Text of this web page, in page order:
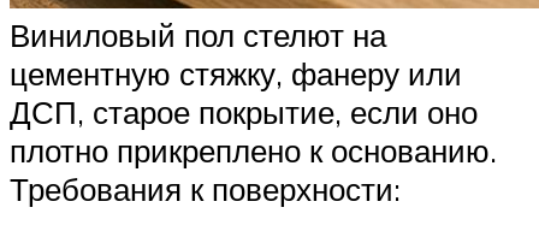
Виниловый пол стелют на
цементную стяжку, фанеру или
ДСП, старое покрытие, если оно
плотно прикреплено к основанию.
Требования к поверхности: